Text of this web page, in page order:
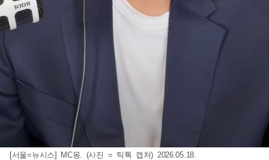
[서울=뉴시스] MC몽. (사진 = 틱톡 캡처) 2026.05.18.